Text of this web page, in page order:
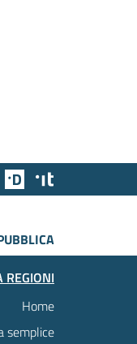
Team Digitale
REGIONI
Home
semplice